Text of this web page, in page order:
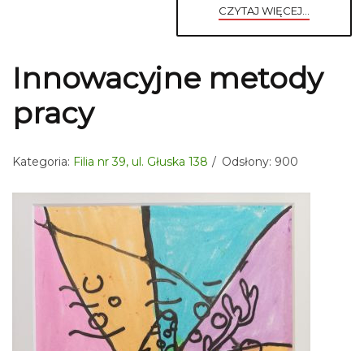
CZYTAJ WIĘCEJ...
Innowacyjne metody
pracy
Kategoria: Filia nr 39, ul. Głuska 138 Odsłony: 900